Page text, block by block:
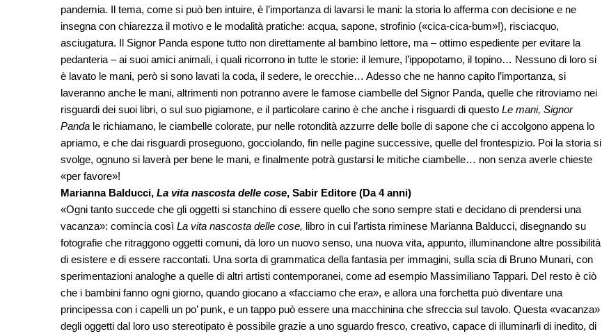
pandemia. Il tema, come si può ben intuire, è l’importanza di lavarsi le mani: la storia lo afferma con decisione e ne
insegna con chiarezza il motivo e le modalità pratiche: acqua, sapone, strofinio («cica-cica-bum»!), risciacquo,
asciugatura. Il Signor Panda espone tutto non direttamente al bambino lettore, ma – ottimo espediente per evitare la
pedanteria – ai suoi amici animali, i quali ricorrono in tutte le storie: il lemure, l’ippopotamo, il topino… Nessuno di loro si
è lavato le mani, però si sono lavati la coda, il sedere, le orecchie… Adesso che ne hanno capito l’importanza, si
laveranno anche le mani, altrimenti non potranno avere le famose ciambelle del Signor Panda, quelle che ritroviamo nei
risguardi dei suoi libri, o sul suo pigiamone, e il particolare carino è che anche i risguardi di questo Le mani, Signor
Panda le richiamano, le ciambelle colorate, pur nelle rotondità azzurre delle bolle di sapone che ci accolgono appena lo
apriamo, e che dai risguardi proseguono, gocciolando, fin nelle pagine successive, quelle del frontespizio. Poi la storia si
svolge, ognuno si laverà per bene le mani, e finalmente potrà gustarsi le mitiche ciambelle… non senza averle chieste
«per favore»!
Marianna Balducci, La vita nascosta delle cose, Sabir Editore (Da 4 anni)
«Ogni tanto succede che gli oggetti si stanchino di essere quello che sono sempre stati e decidano di prendersi una
vacanza»: comincia così La vita nascosta delle cose, libro in cui l’artista riminese Marianna Balducci, disegnando su
fotografie che ritraggono oggetti comuni, dà loro un nuovo senso, una nuova vita, appunto, illuminandone altre possibilità
di esistere e di essere raccontati. Una sorta di grammatica della fantasia per immagini, sulla scia di Bruno Munari, con
sperimentazioni analoghe a quelle di altri artisti contemporanei, come ad esempio Massimiliano Tappari. Del resto è ciò
che i bambini fanno ogni giorno, quando giocano a «facciamo che era», e allora una forchetta può diventare una
principessa con i capelli un po’ punk, e un tappo può essere una macchinina che sfreccia sul tavolo. Questa «vacanza»
degli oggetti dal loro uso stereotipato è possibile grazie a uno sguardo fresco, creativo, capace di illuminarli di inedito, di